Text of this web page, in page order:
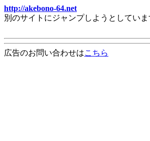
http://akebono-64.net
別のサイトにジャンプしようとしてい
広告のお問い合わせはこちら